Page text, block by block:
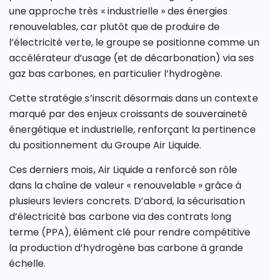
une approche très « industrielle » des énergies
renouvelables, car plutôt que de produire de
l’électricité verte, le groupe se positionne comme un
accélérateur d’usage (et de décarbonation) via ses
gaz bas carbones, en particulier l’hydrogène.
Cette stratégie s’inscrit désormais dans un contexte
marqué par des enjeux croissants de souveraineté
énergétique et industrielle, renforçant la pertinence
du positionnement du Groupe Air Liquide.
Ces derniers mois, Air Liquide a renforcé son rôle
dans la chaîne de valeur « renouvelable » grâce à
plusieurs leviers concrets. D’abord, la sécurisation
d’électricité bas carbone via des contrats long
terme (PPA), élément clé pour rendre compétitive
la production d’hydrogène bas carbone à grande
échelle.